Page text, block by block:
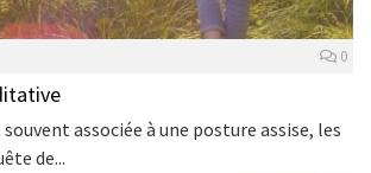
0
associée à une posture assise, les
de...